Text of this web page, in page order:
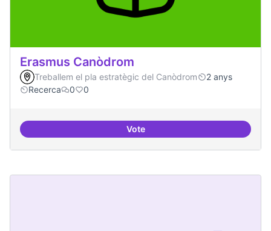
Erasmus Canòdrom
Treballem el pla estratègic del Canòdrom
2 anys
Recerca
0 0
VoteErasmus Canòdrom